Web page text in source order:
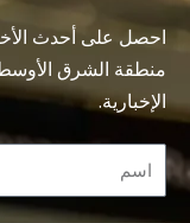
احصل على أحدث
منطقة الشرق
الإخبارية.
Name